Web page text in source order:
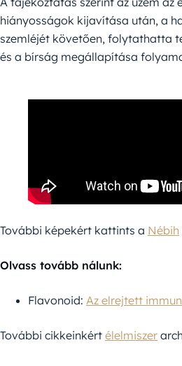
hiányosságok kijavítása után, a
szemléjét követően, folytathatta
és a bírság megállapítása
További képekért kattints a Nébih
Olvass tovább nálunk:
Flavonoid: Az elrejtett
További cikkeinkért élelmiszer